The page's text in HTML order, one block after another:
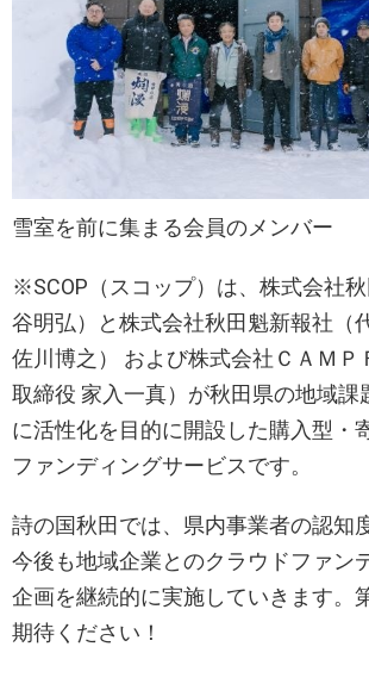
雪室を前に集まる会員のメンバー
※SCOP（スコップ）は、株式会社
谷明弘）と株式会社秋田魁新報社（
佐川博之） および株式会社ＣＡＭＰ
取締役 家入一真）が秋田県の地域課
に活性化を目的に開設した購入型・
ファンディングサービスです。
詩の国秋田では、県内事業者の認知
今後も地域企業とのクラウドファン
企画を継続的に実施していきます。
期待ください！